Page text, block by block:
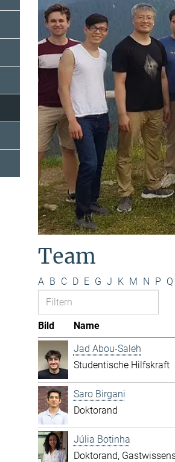
Team
A B C D E G J K M N P Q
Bild Name
Jad Abou-Saleh
Studentische Hilfskraft
Saro Birgani
Doktorand
Júlia Botinha
Doktorand,